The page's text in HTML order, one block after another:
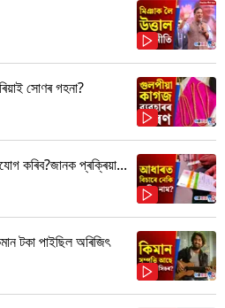
সোণৰ গহনা?
কৰিব?জানক প্ৰক্ৰিয়া...
টকা পাইছিল অৰিজিৎ